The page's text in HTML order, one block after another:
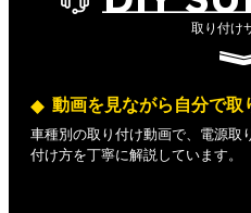
取り付け
動画を見ながら自分で取
車種別の取り付け動画で、電源取
付け方を丁寧に解説しています。